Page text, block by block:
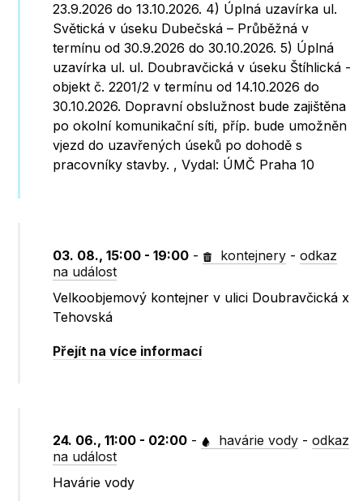
23.9.2026 do 13.10.2026. 4) Úplná uzavírka ul.
Světická v úseku Dubečská – Průběžná v
termínu od 30.9.2026 do 30.10.2026. 5) Úplná
uzavírka ul. ul. Doubravčická v úseku Štíhlická -
objekt č. 2201/2 v termínu od 14.10.2026 do
30.10.2026. Dopravní obslužnost bude zajištěna
po okolní komunikační síti, příp. bude umožněn
vjezd do uzavřených úseků po dohodě s
pracovníky stavby. , Vydal: ÚMČ Praha 10
03. 08., 15:00 - 19:00 - kontejnery -odkaz
na událost
Velkoobjemový kontejner v ulici Doubravčická x
Tehovská
Přejít na více informací
24. 06., 11:00 - 02:00 - havárie vody -odkaz
na událost
Havárie vody